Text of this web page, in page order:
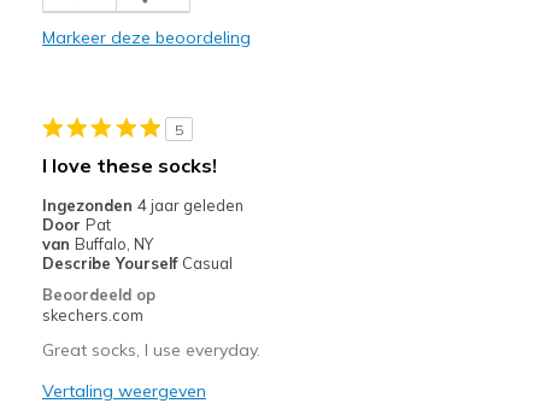
Beste toepassingen
Casual Wear
Markeer deze beoordeling
5
I love these socks!
Ingezonden 4 jaar geleden
Door Pat
van Buffalo, NY
Describe Yourself Casual
Beoordeeld op
skechers.com
Great socks, I use everyday.
Vertaling weergeven